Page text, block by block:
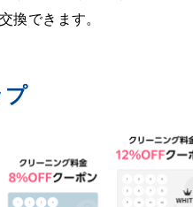
換できます。
プ